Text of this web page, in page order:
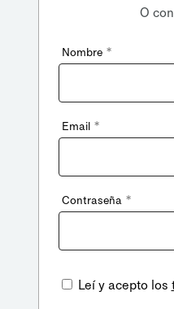
O
Nombre *
Email *
Contraseña *
Leí y acepto los